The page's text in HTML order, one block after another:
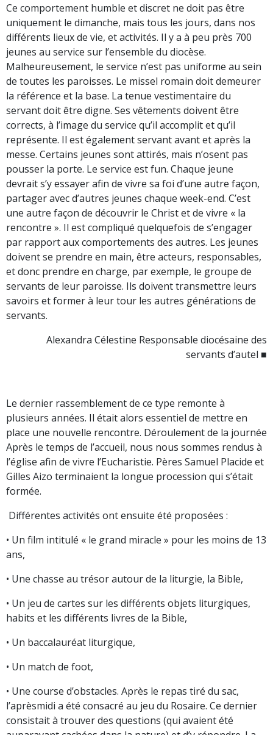
Ce comportement humble et discret ne doit pas être
uniquement le dimanche, mais tous les jours, dans nos
différents lieux de vie, et activités. Il y a à peu près 700
jeunes au service sur l’ensemble du diocèse.
Malheureusement, le service n’est pas uniforme au sein
de toutes les paroisses. Le missel romain doit demeurer
la référence et la base. La tenue vestimentaire du
servant doit être digne. Ses vêtements doivent être
corrects, à l’image du service qu’il accomplit et qu’il
représente. Il est également servant avant et après la
messe. Certains jeunes sont attirés, mais n’osent pas
pousser la porte. Le service est fun. Chaque jeune
devrait s’y essayer afin de vivre sa foi d’une autre façon,
partager avec d’autres jeunes chaque week-end. C’est
une autre façon de découvrir le Christ et de vivre « la
rencontre ». Il est compliqué quelquefois de s’engager
par rapport aux comportements des autres. Les jeunes
doivent se prendre en main, être acteurs, responsables,
et donc prendre en charge, par exemple, le groupe de
servants de leur paroisse. Ils doivent transmettre leurs
savoirs et former à leur tour les autres générations de
servants.
Alexandra Célestine Responsable diocésaine des
servants d’autel ■
Le dernier rassemblement de ce type remonte à
plusieurs années. Il était alors essentiel de mettre en
place une nouvelle rencontre. Déroulement de la journée
Après le temps de l’accueil, nous nous sommes rendus à
l’église afin de vivre l’Eucharistie. Pères Samuel Placide et
Gilles Aizo terminaient la longue procession qui s’était
formée.
Différentes activités ont ensuite été proposées :
• Un film intitulé « le grand miracle » pour les moins de 13
ans,
• Une chasse au trésor autour de la liturgie, la Bible,
• Un jeu de cartes sur les différents objets liturgiques,
habits et les différents livres de la Bible,
• Un baccalauréat liturgique,
• Un match de foot,
• Une course d’obstacles. Après le repas tiré du sac,
l’aprèsmidi a été consacré au jeu du Rosaire. Ce dernier
consistait à trouver des questions (qui avaient été